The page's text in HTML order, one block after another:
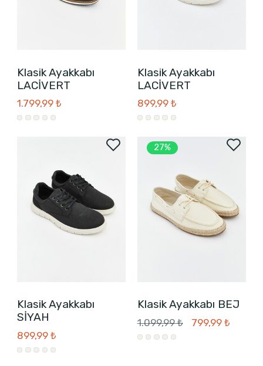
Klasik Ayakkabı
LACİVERT
1.799,99 ₺
Klasik Ayakkabı
LACİVERT
899,99 ₺
Klasik Ayakkabı
SİYAH
899,99 ₺
27%
Klasik Ayakkabı BEJ
1.099,99 ₺ 799,99 ₺